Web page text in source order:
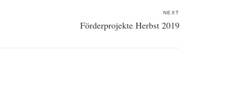
NEXT
Förderprojekte Herbst 2019